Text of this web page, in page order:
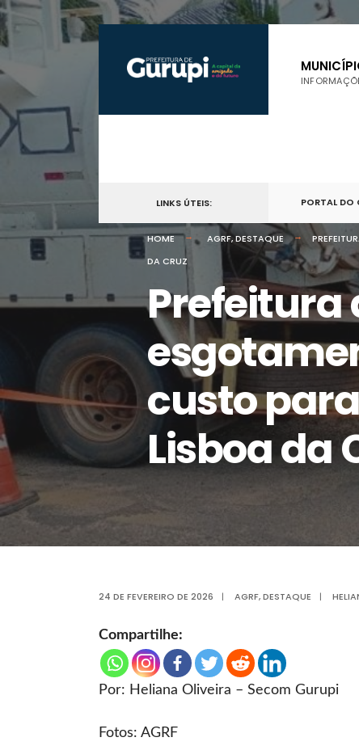
LINKS ÚTEIS: PORTAL DO
HOME AGRF,DESTAQUE
DA CRUZ
Prefeitura
custo
Lisboa da
24 DE FEVEREIRO DE 2026 | AGRF,DESTAQUE |
Compartilhe:
Por: Heliana Oliveira – Secom Gurupi
Fotos: AGRF